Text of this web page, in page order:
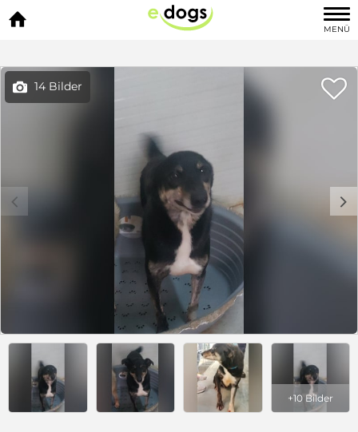

MENÜ
 14 Bilder 
c d
+10 Bilder